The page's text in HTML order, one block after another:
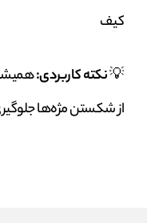
کیف
💡نکته کاربردی:همیشه
از شکستن مژه‌ها